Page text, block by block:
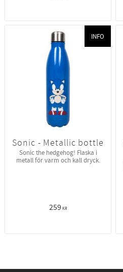
Sonic - Metallic bottle
Sonic the hedgehog! Flaska i
metall för varm och kall dryck.
259KR
INFO